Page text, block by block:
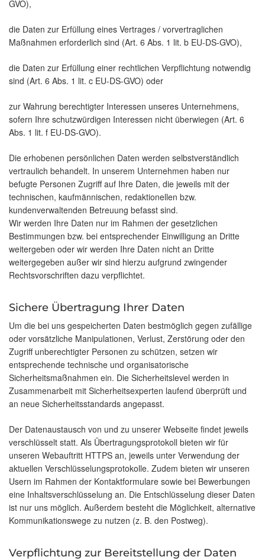
GVO),
die Daten zur Erfüllung eines Vertrages / vorvertraglichen
Maßnahmen erforderlich sind (Art. 6 Abs. 1 lit. b EU-DS-GVO),
die Daten zur Erfüllung einer rechtlichen Verpflichtung notwendig
sind (Art. 6 Abs. 1 lit. c EU-DS-GVO) oder
zur Wahrung berechtigter Interessen unseres Unternehmens,
sofern Ihre schutzwürdigen Interessen nicht überwiegen (Art. 6
Abs. 1 lit. f EU-DS-GVO).
Die erhobenen persönlichen Daten werden selbstverständlich
vertraulich behandelt. In unserem Unternehmen haben nur
befugte Personen Zugriff auf Ihre Daten, die jeweils mit der
technischen, kaufmännischen, redaktionellen bzw.
kundenverwaltenden Betreuung befasst sind.
Wir werden Ihre Daten nur im Rahmen der gesetzlichen
Bestimmungen bzw. bei entsprechender Einwilligung an Dritte
weitergeben oder wir werden Ihre Daten nicht an Dritte
weitergegeben außer wir sind hierzu aufgrund zwingender
Rechtsvorschriften dazu verpflichtet.
Sichere Übertragung Ihrer Daten
Um die bei uns gespeicherten Daten bestmöglich gegen zufällige
oder vorsätzliche Manipulationen, Verlust, Zerstörung oder den
Zugriff unberechtigter Personen zu schützen, setzen wir
entsprechende technische und organisatorische
Sicherheitsmaßnahmen ein. Die Sicherheitslevel werden in
Zusammenarbeit mit Sicherheitsexperten laufend überprüft und
an neue Sicherheitsstandards angepasst.
Der Datenaustausch von und zu unserer Webseite findet jeweils
verschlüsselt statt. Als Übertragungsprotokoll bieten wir für
unseren Webauftritt HTTPS an, jeweils unter Verwendung der
aktuellen Verschlüsselungsprotokolle. Zudem bieten wir unseren
Usern im Rahmen der Kontaktformulare sowie bei Bewerbungen
eine Inhaltsverschlüsselung an. Die Entschlüsselung dieser Daten
ist nur uns möglich. Außerdem besteht die Möglichkeit, alternative
Kommunikationswege zu nutzen (z. B. den Postweg).
Verpflichtung zur Bereitstellung der Daten